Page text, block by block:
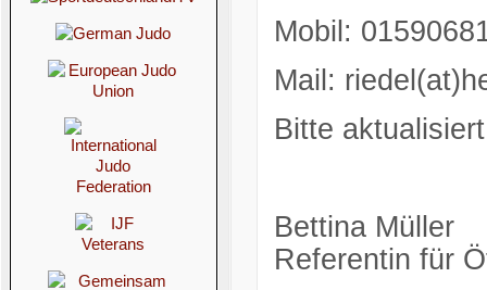
Mobil:
Mail:
Bitte
Bettina Müller
Referentin für